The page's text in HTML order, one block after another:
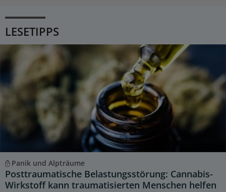
LESETIPPS
Panik und Alpträume
Posttraumatische Belastungsstörung: Cannabis-
Wirkstoff kann traumatisierten Menschen helfen